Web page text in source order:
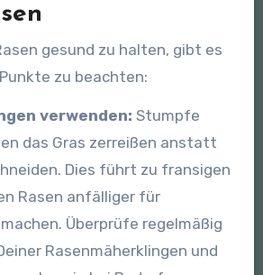
gesund zu halten, gibt es
zu beachten:
verwenden: Stumpfe
das Gras zerreißen anstatt
Dies führt zu fransigen
Rasen anfälliger für
Überprüfe regelmäßig
Rasenmäherklingen und